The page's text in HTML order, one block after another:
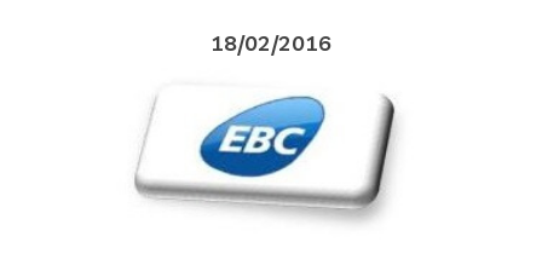
18/02/2016